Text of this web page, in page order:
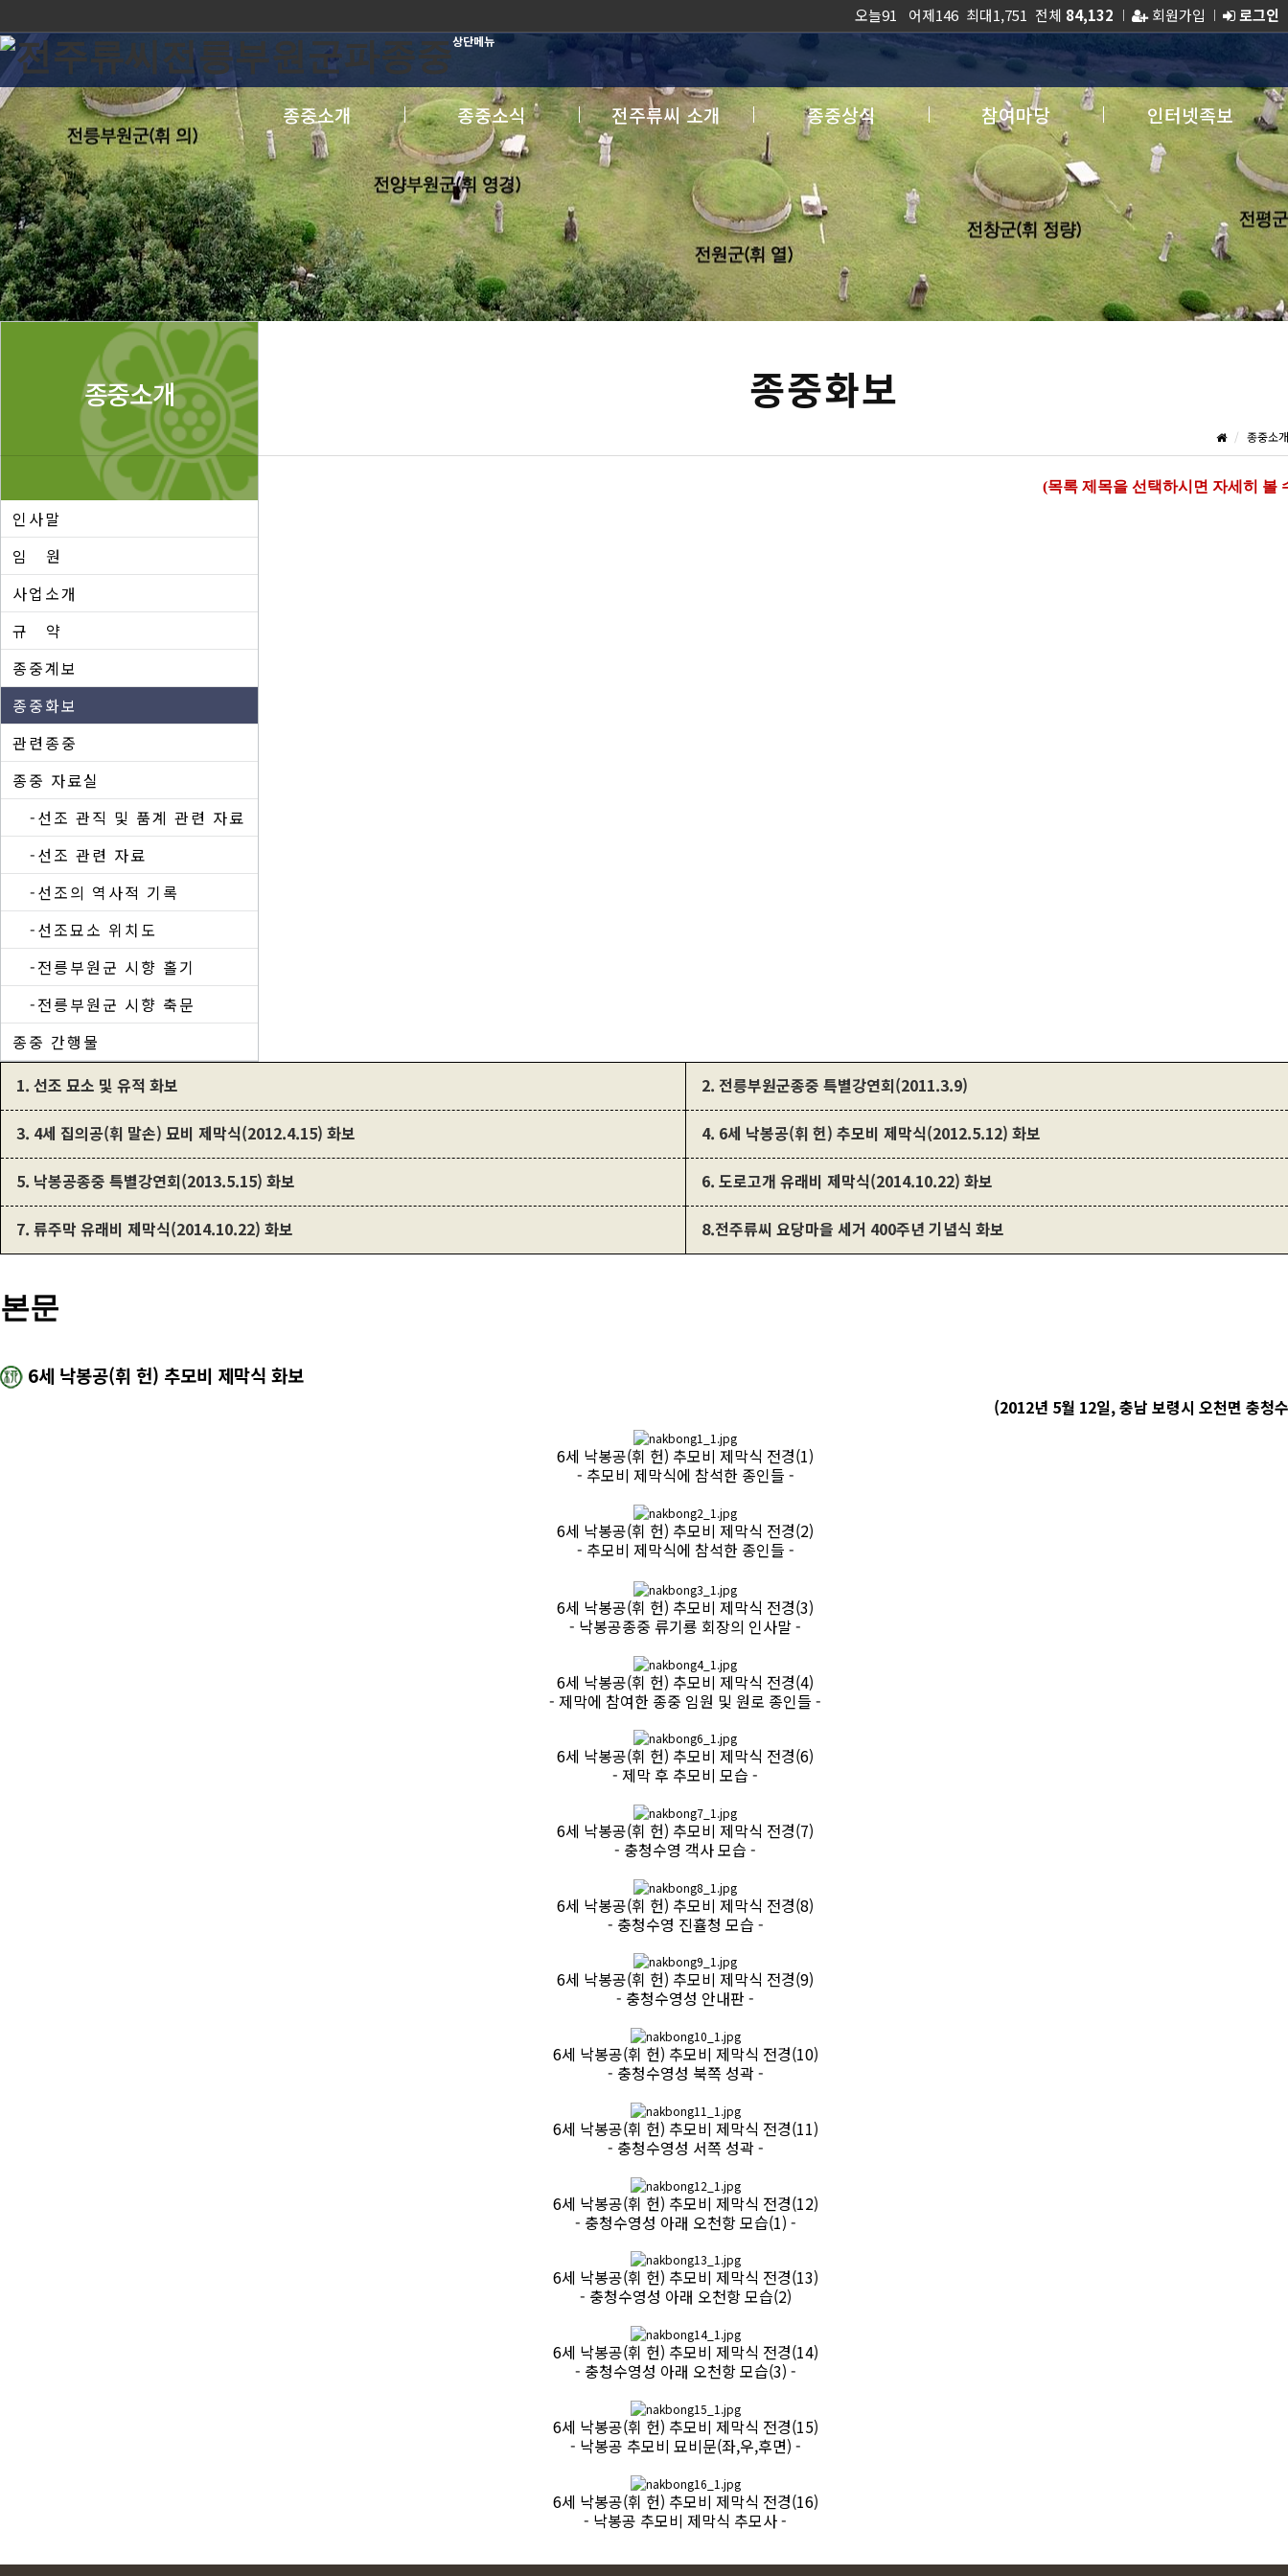
오늘91 어제146 최대1,751 전체 84,132 회원가입 로그인
상단메뉴
종중소개 종중소식 전주류씨 소개 종중상식 참여마당 인터넷족보
종중소개
인사말
임 원
사업소개
규 약
종중계보
종중화보
관련종중
종중 자료실
-선조 관직 및 품계 관련 자료
-선조 관련 자료
-선조의 역사적 기록
-선조묘소 위치도
-전릉부원군 시향 홀기
-전릉부원군 시향 축문
종중 간행물
종중화보
종중소개
(목록 제목을 선택하시면 자세히 볼
1. 선조 묘소 및 유적 화보 2. 전릉부원군종중 특별강연회(2011.3.9)
3. 4세 집의공(휘 말손) 묘비 제막식(2012.4.15) 화보 4. 6세 낙봉공(휘 헌) 추모비 제막식(2012.5.12) 화보
5. 낙봉공종중 특별강연회(2013.5.15) 화보 6. 도로고개 유래비 제막식(2014.10.22) 화보
7. 류주막 유래비 제막식(2014.10.22) 화보 8.전주류씨 요당마을 세거 400주년 기념식 화보
본문
6세 낙봉공(휘 헌) 추모비 제막식 화보
(2012년 5월 12일, 충남 보령시 오천면 충청
6세 낙봉공(휘 헌) 추모비 제막식 전경(1)
- 추모비 제막식에 참석한 종인들 -
6세 낙봉공(휘 헌) 추모비 제막식 전경(2)
- 추모비 제막식에 참석한 종인들 -
6세 낙봉공(휘 헌) 추모비 제막식 전경(3)
- 낙봉공종중 류기룡 회장의 인사말 -
6세 낙봉공(휘 헌) 추모비 제막식 전경(4)
- 제막에 참여한 종중 임원 및 원로 종인들 -
6세 낙봉공(휘 헌) 추모비 제막식 전경(6)
- 제막 후 추모비 모습 -
6세 낙봉공(휘 헌) 추모비 제막식 전경(7)
- 충청수영 객사 모습 -
6세 낙봉공(휘 헌) 추모비 제막식 전경(8)
- 충청수영 진휼청 모습 -
6세 낙봉공(휘 헌) 추모비 제막식 전경(9)
- 충청수영성 안내판 -
6세 낙봉공(휘 헌) 추모비 제막식 전경(10)
- 충청수영성 북쪽 성곽 -
6세 낙봉공(휘 헌) 추모비 제막식 전경(11)
- 충청수영성 서쪽 성곽 -
6세 낙봉공(휘 헌) 추모비 제막식 전경(12)
- 충청수영성 아래 오천항 모습(1) -
6세 낙봉공(휘 헌) 추모비 제막식 전경(13)
- 충청수영성 아래 오천항 모습(2)
6세 낙봉공(휘 헌) 추모비 제막식 전경(14)
- 충청수영성 아래 오천항 모습(3) -
6세 낙봉공(휘 헌) 추모비 제막식 전경(15)
- 낙봉공 추모비 묘비문(좌,우,후면) -
6세 낙봉공(휘 헌) 추모비 제막식 전경(16)
- 낙봉공 추모비 제막식 추모사 -